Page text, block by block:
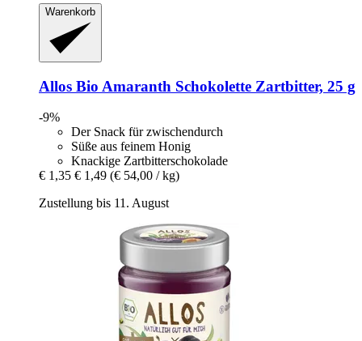
Warenkorb
Allos Bio Amaranth Schokolette Zartbitter, 25 g
-9%
Der Snack für zwischendurch
Süße aus feinem Honig
Knackige Zartbitterschokolade
€ 1,35 € 1,49 (€ 54,00 / kg)
Zustellung bis 11. August